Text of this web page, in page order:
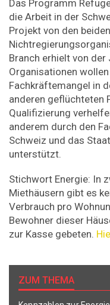
Das Programm
die Arbeit in der
Projekt von den
Branch erhielt von der
Organisationen
Fachkräftemangel in
anderen geflüchteten
Qualifizierung
anderem durch den
Schweiz und das
unterstützt.
Stichwort Energie: In
Miethäusern gibt es
Verbrauch pro
Bewohner dieser
zur Kasse gebeten.
ZUM THEMA